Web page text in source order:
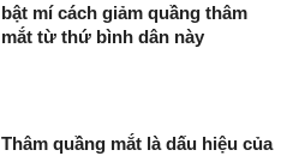
bật mí cách giảm quầng thâm
mắt từ thứ bình dân này
Thâm quầng mắt là dấu hiệu của